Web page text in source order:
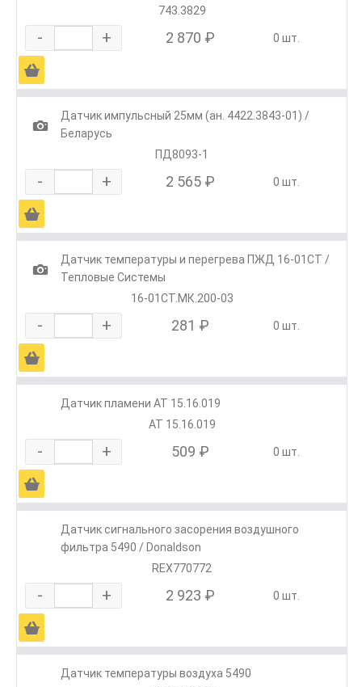
743.3829
- + 2 870 ₽ 0 шт.
Ä
1
Датчик импульсный 25мм (ан. 4422.3843-01) /
Беларусь
ПД8093-1
- + 2 565 ₽ 0 шт.
Ä
1
Датчик температуры и перегрева ПЖД 16-01СТ /
Тепловые Системы
16-01СТ.МК.200-03
- + 281 ₽ 0 шт.
Ä
Датчик пламени АТ 15.16.019
АТ 15.16.019
- + 509 ₽ 0 шт.
Ä
Датчик сигнального засорения воздушного
фильтра 5490 / Donaldson
REX770772
- + 2 923 ₽ 0 шт.
Ä
Датчик температуры воздуха 5490